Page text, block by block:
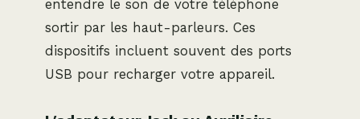
entendre le son de votre téléphone
sortir par les haut-parleurs. Ces
dispositifs incluent souvent des ports
USB pour recharger votre appareil.